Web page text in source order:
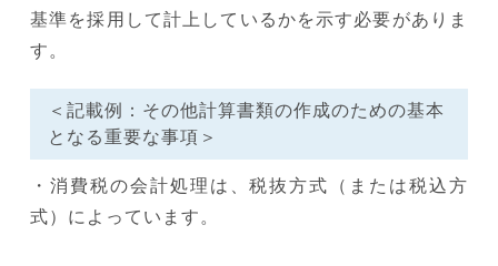
基準を採用して計上しているかを示す必要がありま
す。
＜記載例：その他計算書類の作成のための基本
となる重要な事項＞
・消費税の会計処理は、税抜方式（または税込方
式）によっています。